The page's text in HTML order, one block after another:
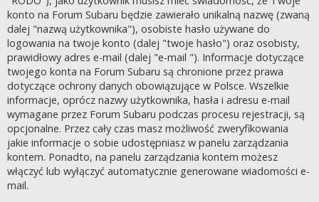
konto na Forum Subaru będzie zawierało unikalną nazwę (zwaną
dalej "nazwą użytkownika"), osobiste hasło używane do
logowania na twoje konto (dalej "twoje hasło") oraz osobisty,
prawidłowy adres e-mail (dalej "e-mail "). Informacje dotyczące
twojego konta na Forum Subaru są chronione przez prawa
dotyczące ochrony danych obowiązujące w Polsce. Wszelkie
informacje, oprócz nazwy użytkownika, hasła i adresu e-mail
wymagane przez Forum Subaru podczas procesu rejestracji, są
opcjonalne. Przez cały czas masz możliwość zweryfikowania
jakie informacje o sobie udostępniasz w panelu zarządzania
kontem. Ponadto, na panelu zarządzania kontem możesz
włączyć lub wyłączyć automatycznie generowane wiadomości e-
mail.